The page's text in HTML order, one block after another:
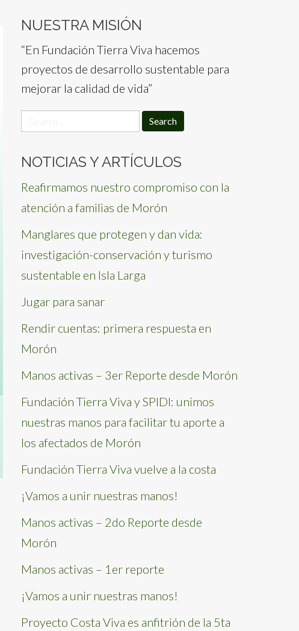
NUESTRA MISIÓN
“En Fundación Tierra Viva hacemos
proyectos de desarrollo sustentable para
mejorar la calidad de vida”
for:
NOTICIAS Y ARTÍCULOS
Reafirmamos nuestro compromiso con la
atención a familias de Morón
Manglares que protegen y dan vida:
investigación-conservación y turismo
sustentable en Isla Larga
Jugar para sanar
Rendir cuentas: primera respuesta en
Morón
Manos activas – 3er Reporte desde Morón
Fundación Tierra Viva y SPIDI: unimos
nuestras manos para facilitar tu aporte a
los afectados de Morón
Fundación Tierra Viva vuelve a la costa
¡Vamos a unir nuestras manos!
Manos activas – 2do Reporte desde
Morón
Manos activas – 1er reporte
¡Vamos a unir nuestras manos!
Proyecto Costa Viva es anfitrión de la 5ta